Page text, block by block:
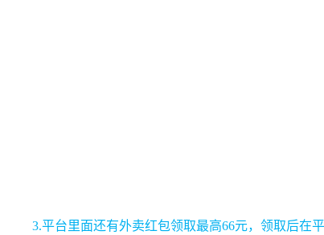
3.平台里面还有外卖红包领取最高66元，领取后在